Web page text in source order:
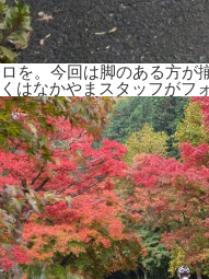
を。今回は脚のある方
はなかやまスタッフがフ